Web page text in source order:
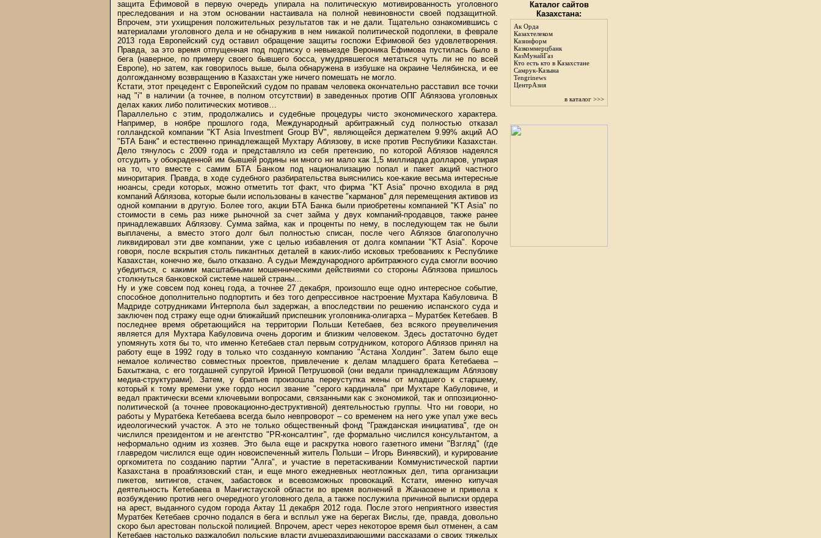
защита Ефимовой в первую очередь упирала на политическую мотивированность уголовного
преследования и на этом основании настаивала на полной невиновности своей подзащитной.
Впрочем, эти ухищрения положительных результатов так и не дали. Тщательно ознакомившись с
материалами уголовного дела и не обнаружив в нем никакой политической подоплеки, в феврале
2013 года Европейский суд оставил обращение защиты госпожи Ефимовой без удовлетворения.
Правда, за это время отпущенная под подписку о невыезде Вероника Ефимова пустилась было в
бега (наверное, по примеру своего бывшего босса, умудрявшегося метаться чуть ли не по всей
Европе), но затем, как говорилось выше, была обнаружена в избушке на окраине Челябинска, и ее
долгожданному возвращению в Казахстан уже ничего помешать не могло.
Кстати, этот прецедент с Европейский судом по правам человека окончательно расставил все точки
над "i" в наличии (а точнее, в полном отсутствии) в заведенных против ОПГ Аблязова уголовных
делах каких либо политических мотивов…
Параллельно с этим, продолжались и судебные процедуры чисто экономического характера.
Например, в ноябре прошлого года, Международный арбитражный суд полностью отказал
голландской компании "KT Asia Investment Group BV", являющейся держателем 9.99% акций АО
"БТА Банк" и естественно принадлежащей Мухтару Аблязову, в иске против Республики Казахстан.
Дело тянулось с 2009 года и представляло из себя претензию, по которой Аблязов надеялся
отсудить у обокраденной им бывшей родины ни много ни мало как 1,5 миллиарда долларов, упирая
на то, что вместе с самим БТА Банком под национализацию попал и пакет акций частного
миноритария. Правда, в ходе судебного разбирательства выяснились кое-какие весьма интересные
нюансы, среди которых, можно отметить тот факт, что фирма "KT Asia" прочно входила в ряд
компаний Аблязова, которые были использованы в качестве "карманов" для перемещения активов из
одной компании в другую. Более того, акции БТА Банка были приобретены компанией "KT Asia" по
стоимости в семь раз ниже рыночной за счет займа у двух компаний-продавцов, также ранее
принадлежавших Аблязову. Сумма займа, как и проценты по нему, в последующем так не были
выплачены, а вместо этого долг был полностью списан, после чего Аблязов благополучно
ликвидировал эти две компании, уже с целью избавления от долга компании "KT Asia". Короче
говоря, после вскрытия столь пикантных деталей в каких-либо исковых требованиях к Республике
Казахстан, конечно же, было отказано. А судьи Международного арбитражного суда смогли воочию
убедиться, с какими масштабными мошенническими действиями со стороны Аблязова пришлось
столкнуться банковской системе нашей страны...
Ну и уже совсем под конец года, а точнее 27 декабря, произошло еще одно интересное событие,
способное дополнительно подпортить и без того депрессивное настроение Мухтара Кабуловича. В
Мадриде сотрудниками Интерпола был задержан, а впоследствии по решению испанского суда и
заключен под стражу еще одни ближайший приспешник уголовника-олигарха – Муратбек Кетебаев. В
последнее время обретающийся на территории Польши Кетебаев, без всякого преувеличения
является для Мухтара Кабуловича очень дорогим и близким человеком. Здесь достаточно будет
упомянуть хотя бы то, что именно Кетебаев стал первым сотрудником, которого Аблязов принял на
работу еще в 1992 году в только что созданную компанию "Астана Холдинг". Затем было еще
немалое количество совместных проектов, привлечение к делам младшего брата Кетебаева –
Бахытжана, с его тогдашней супругой Ириной Петрушовой (они ведали принадлежащим Аблязову
медиа-структурами). Затем, у братьев произошла переуступка жены от младшего к старшему,
который к тому времени уже гордо носил звание "серого кардинала" при Мухтаре Кабуловиче, и
ведал практически всеми ключевыми вопросами, связанными как с экономикой, так и оппозиционно-
политической (а точнее провокационно-деструктивной) деятельностью группы. Что ни говори, но
работы у Муратбека Кетебаева всегда было невпроворот – со временем на него уже упал уже весь
идеологический участок. А это не только общественный фонд "Гражданская инициатива", где он
числился президентом и не агентство "PR-консалтинг", где формально числился консультантом, а
неформально одним из хозяев. Это была еще и раскрутка нового газетного имени "Взгляд" (где
главредом числился еще один новоиспеченный житель Польши – Игорь Винявский), и курирование
оргкомитета по созданию партии "Алга", и участие в перетаскивании Коммунистической партии
Казахстана в проаблязовский стан, и еще много ежедневных неотложных дел, типа организации
пикетов, митингов, стачек, забастовок и всевозможных провокаций. Кстати, именно кипучая
деятельность Кетебаева в Мангистауской области во время волнений в Жанаозене и привела к
возбуждению против него очередного уголовного дела, а также послужила причиной выписки ордера
на арест, выданного судом города Актау 11 декабря 2012 года. После этого неприятного известия
Муратбек Кетебаев срочно подался в бега и всплыл уже на берегах Вислы, где, правда, довольно
скоро был арестован польской полицией. Впрочем, арест через некоторое время был отменен, а сам
Кетебаев настолько разжалобил польские власти душераздирающими рассказами о своих тяжелых
Каталог сайтов
Казахстана:
Ак Орда
Казахтелеком
Казинформ
Казкоммерцбанк
КазМунайГаз
Кто есть кто в Казахстане
Самрук-Казына
Tengrinews
ЦентрАзия
в каталог >>>